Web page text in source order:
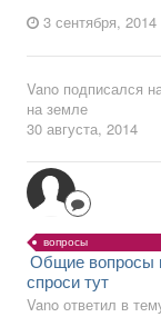
3 сентября, 2014
Vano подписался
на земле
30 августа, 2014
вопросы
Общие вопросы
спроси тут
Vano ответил в